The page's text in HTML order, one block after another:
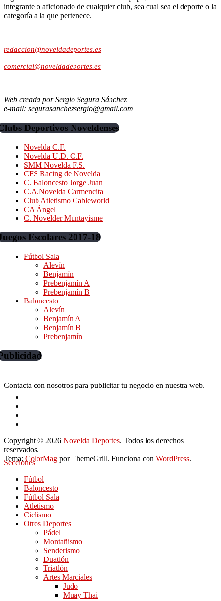
integrante o aficionado de cualquier club, sea cual sea el deporte o la
categoría a la que pertenece.
redaccion@noveldadeportes.es
comercial@noveldadeportes.es
Web creada por Sergio Segura Sánchez
e-mail: segurasanchezsergio@gmail.com
Deportivos Noveldenses
Novelda C.F.
Novelda U.D. C.F.
SMM Novelda F.S.
CFS Racing de Novelda
C. Baloncesto Jorge Juan
C.A.Novelda Carmencita
Club Atletismo Cableworld
CA Ángel
C. Novelder Muntayisme
Escolares 2017-18
Fútbol Sala
Alevín
Benjamín
Prebenjamín A
Prebenjamín B
Baloncesto
Alevín
Benjamín A
Benjamín B
Prebenjamín
Contacta con nosotros para publicitar tu negocio en nuestra web.
Copyright © 2026 Novelda Deportes. Todos los derechos
reservados.
Tema: ColorMag por ThemeGrill. Funciona con WordPress.
Secciones
Fútbol
Baloncesto
Fútbol Sala
Atletismo
Ciclismo
Otros Deportes
Pádel
Montañismo
Senderismo
Duatlón
Triatlón
Artes Marciales
Judo
Muay Thai